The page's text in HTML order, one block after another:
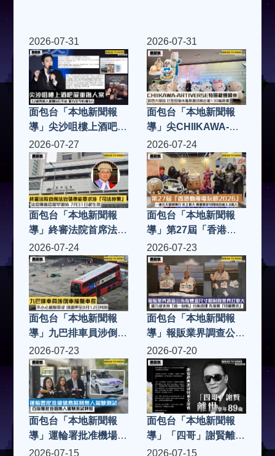
2026-07-31
面包台「本地新聞報
導」尖沙咀樓上酒吧嚴
重傷人案 32歲男商人
留醫6日不治 警方至今
拘捕9人
2026-07-31
面包台「本地新聞報
導」尖CHIIKAWA-
ARTIVERSE特展載譽
歸來 設四大展區 巨型
回旋木馬裝置及展出逾
130幅原畫
2026-07-27
面包台「本地新聞報
導」終審法院首席法官
張舉能要求涉「司法抄
襲」法官陳嘉信提早退
休 7月31日起生效
2026-07-24
面包台「本地新聞報
導」第27屆「香港動
漫電玩節2026」一連
五天會展舉行 史上最
大 會場最多可同時容
納3.8萬人
2026-07-24
面包台「本地新聞報
導」九巴排車員涉倒車
撞斃車長 不小心駕駛
罪成 須還押至8月12日
判刑
2026-07-23
面包台「本地新聞報
導」報販業界調查公佈
指煙盒尺寸限制對業界
打擊大 逾九成支持
「統一包裝」分拆處理
先落實「印刷要求」
2026-07-23
面包台「本地新聞報
導」運輪署批准機場島
展開無人駕駛測試 百
2026-07-20
面包台「本地新聞報
導」「四哥」謝賢離世
享年89歲 謝霆鋒與謝
2026-07-15 2026-07-15